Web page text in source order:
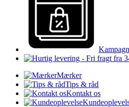
Mærker
Tips & råd
Kontakt os